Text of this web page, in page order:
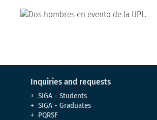
Inquiries and requests
SIGA - Students
SIGA - Graduates
PQRSF